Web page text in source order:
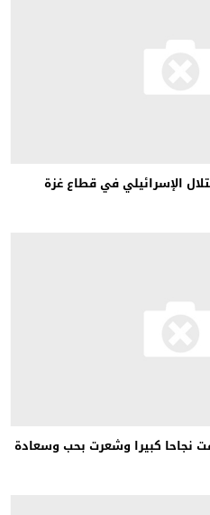
الإسرائيلي في قطاع غزة
نجاحا كبيرا وشعرت بحب وسعادة